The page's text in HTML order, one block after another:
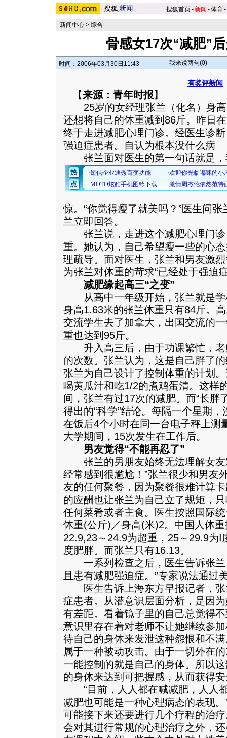
搜狐首页-新闻 -体育-
新闻中心 > 综合
骨感女17次“减肥”
时间：2006年03月30日11:43 我来说两句(0)
有奖评新闻
【来源：青年时报】
25岁的女经理张兰（化名）身高
还想将自己的体重减到86斤。昨日
终于走进减肥心理门诊。经医生诊
强迫症患者。自认为根本没什么病
张兰面对医生的第一句话就是，
惊。“你觉得瘦了就美吗？”医生问张
兰立即回答。
张兰说，走进这个减肥心理门诊
重。她认为，自己希望瘦一些的心
理疏导。面对医生，张兰和男友激
为张兰对体重的苛求“已经处于强迫
减肥缘起高三“之变”
从高中一年级开始，张兰就是学
身高1.63米的张兰体重只有84斤。
交流学生去了加拿大，出国交流的
重也达到95斤。
升入高三后，由于功课繁忙，老
的次数。张兰认为，这是自己胖了
张兰为自己设计了控制体重的计划
喝黄瓜汁和吃1/2的煮鸡蛋清。这样
间，张兰有过17次的减肥。而“长胖
得出的“科学”结论。每隔一个星期
在饭后4个小时在同一台电子秤上测
大学期间，15次发生在工作后。
男友觉得“不能再忍了”
张兰的男朋友始终无法理解女友
经常感到很尴尬！”张兰很少和男友
友的任何聚餐，因为聚餐很难计算
的应酬也让张兰为自己立了规矩，
任何菜肴或者主食。医生按照国际
体重(公斤)／身高(米)2。中国人体
22.9,23～24.9为超重，25～29.9为I
度肥胖。而张兰只有16.13。
一系列检查之后，医生告诉张兰
且患有减肥强迫症。”专家说法通过
医生告诉上海东方早报记者，张
症患者。从潜意识层面分析，是因
有差距。看着镜子里的自己总觉得
意识里存在着对老师不让她继续参
待自己的身体来发泄这种怨恨和不
属于一种被动攻击。由于一切外在
一能控制的就是自己的身体。所以
的身体来达到可把握感，从而获得
“目前，人人都在喊减肥，人人
减肥也可能是一种心理病态的表现
可能接下来还要进行几个疗程的治
会对其进行常规的心理治疗之外，